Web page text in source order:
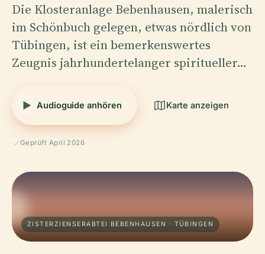
Die Klosteranlage Bebenhausen, malerisch
im Schönbuch gelegen, etwas nördlich von
Tübingen, ist ein bemerkenswertes
Zeugnis jahrhundertelanger spiritueller…
Audioguide anhören Karte anzeigen
Geprüft April 2026
ZISTERZIENSERABTEI BEBENHAUSEN · TÜBINGEN